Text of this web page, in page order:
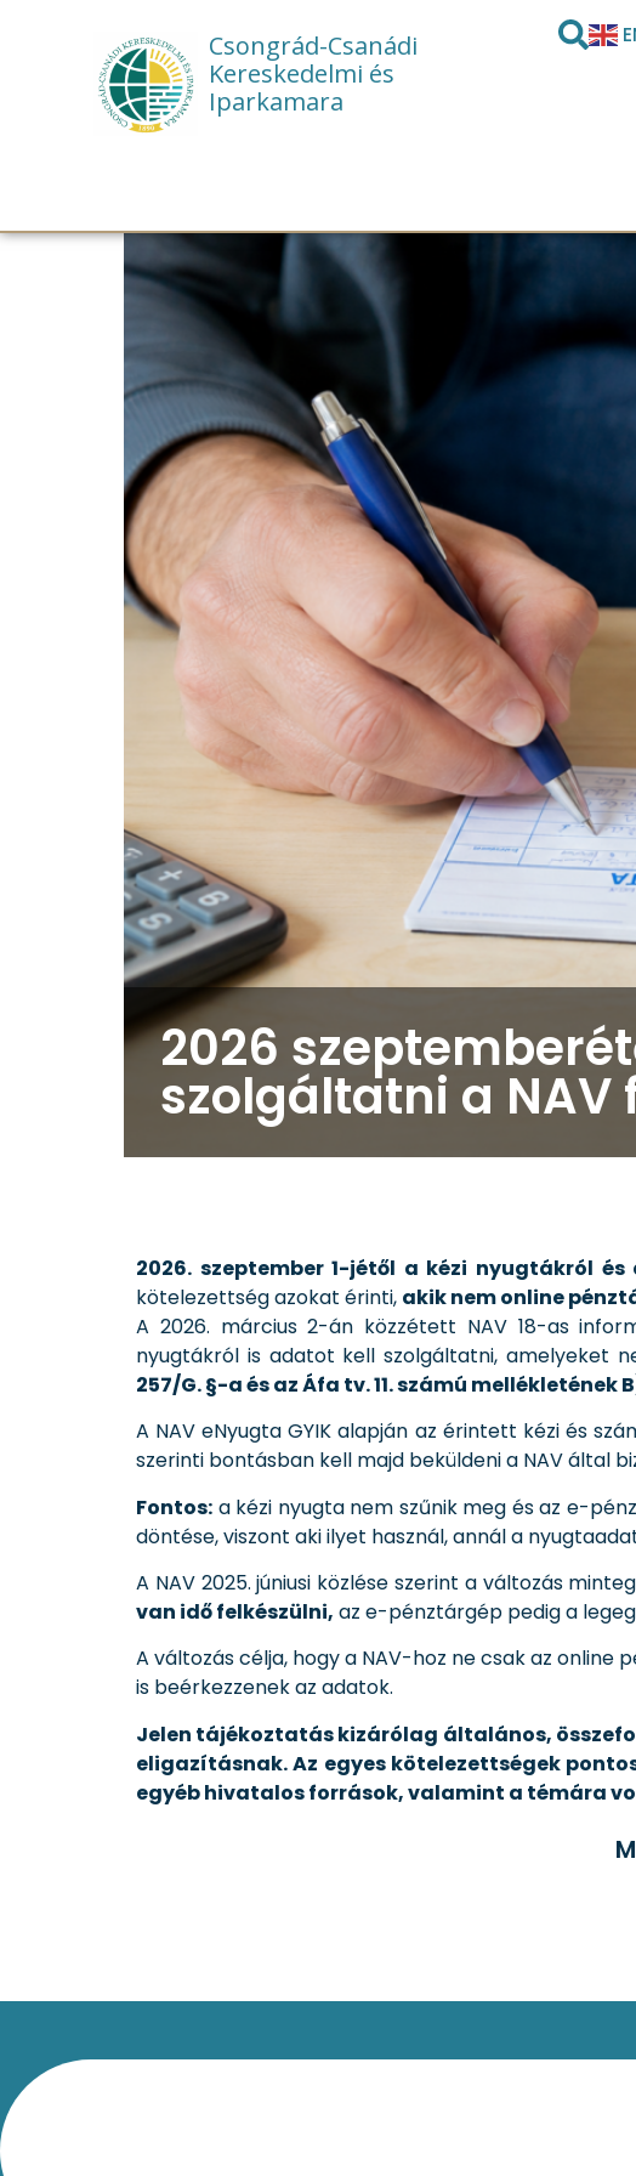
Csongrád-Csanádi
Kereskedelmi és
Iparkamara
2026
szolgáltatni a NAV
2026. szeptember 1-jétől a kézi nyugtákról
kötelezettség azokat érinti, akik nem online
A 2026. március 2-án közzétett NAV 18-as
nyugtákról is adatot kell szolgáltatni, amelyeket
257/G. §-a és az Áfa tv. 11. számú mellékletének
A NAV eNyugta GYIK alapján az érintett kézi és
szerinti bontásban kell majd beküldeni a NAV által
Fontos: a kézi nyugta nem szűnik meg és az e-
döntése, viszont aki ilyet használ, annál a
A NAV 2025. júniusi közlése szerint a változás
van idő felkészülni, az e-pénztárgép pedig a
A változás célja, hogy a NAV-hoz ne csak az
is beérkezzenek az adatok.
Jelen tájékoztatás kizárólag általános,
eligazításnak. Az egyes kötelezettségek
egyéb hivatalos források, valamint a témára